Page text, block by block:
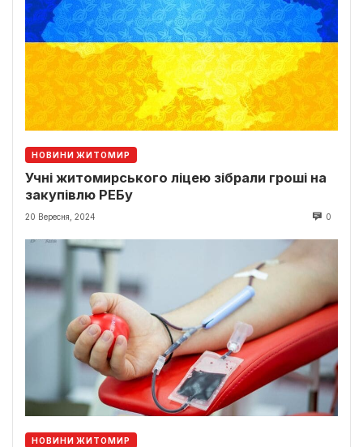
НОВИНИ ЖИТОМИР
Учні житомирського ліцею зібрали гроші на
закупівлю РЕБу
20 Вересня, 2024 0
НОВИНИ ЖИТОМИР